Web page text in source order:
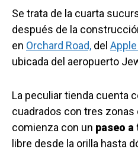
Se trata de la cuarta
después de la
en Orchard Road, del
ubicada del aeropuerto
La peculiar tienda cuenta
cuadrados con tres
comienza con un paseo a
libre desde la orilla hasta